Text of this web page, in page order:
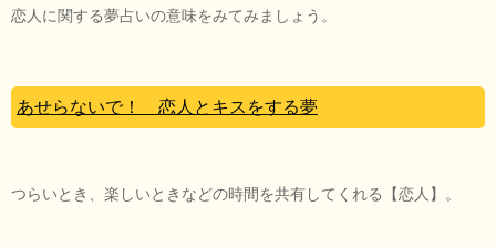
恋人に関する夢占いの意味をみてみましょう。
あせらないで！ 恋人とキスをする夢
つらいとき、楽しいときなどの時間を共有してくれる【恋人】。